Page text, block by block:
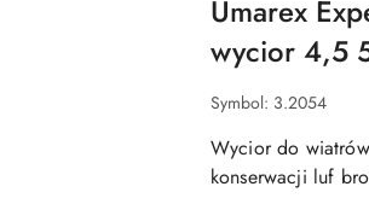
Umarex
wycior 4,5
Symbol: 3.2054
Wycior do
konserwacji luf